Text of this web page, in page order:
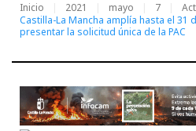
Inicio 2021 mayo 7
Castilla-La Mancha amplía hasta el 31
presentar la solicitud única de la PAC